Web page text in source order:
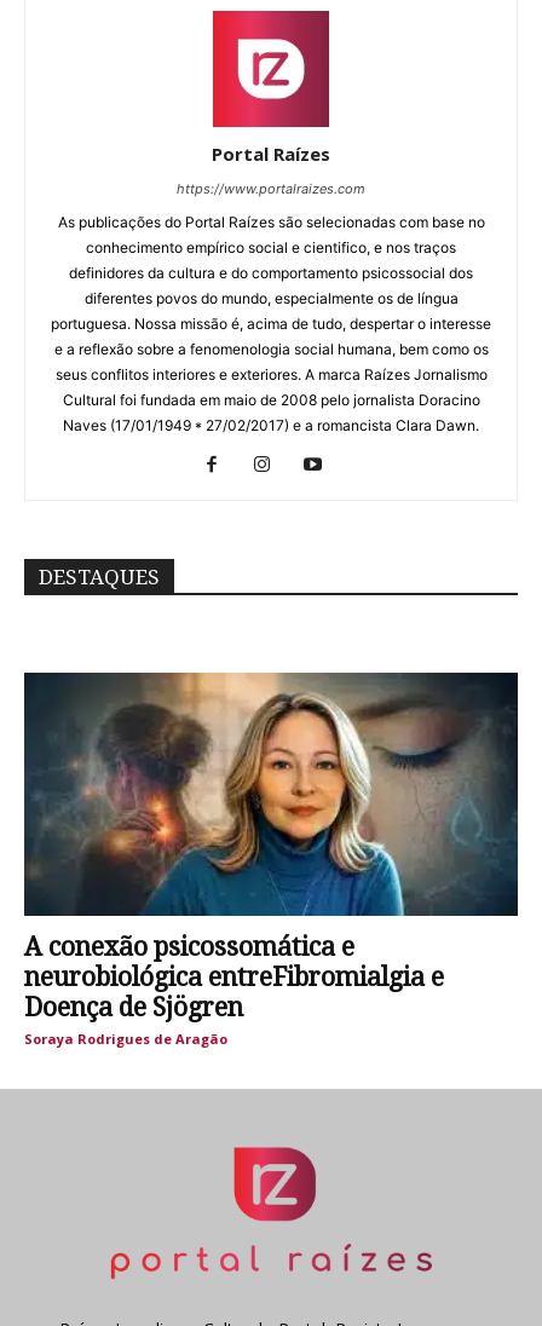
Portal Raízes
https://www.portalraizes.com
As publicações do Portal Raízes são selecionadas com base no
conhecimento empírico social e cientifico, e nos traços
definidores da cultura e do comportamento psicossocial dos
diferentes povos do mundo, especialmente os de língua
portuguesa. Nossa missão é, acima de tudo, despertar o interesse
e a reflexão sobre a fenomenologia social humana, bem como os
seus conflitos interiores e exteriores. A marca Raízes Jornalismo
Cultural foi fundada em maio de 2008 pelo jornalista Doracino
Naves (17/01/1949 * 27/02/2017) e a romancista Clara Dawn.
DESTAQUES
A conexão psicossomática e
neurobiológica entreFibromialgia e
Doença de Sjögren
Soraya Rodrigues de Aragão